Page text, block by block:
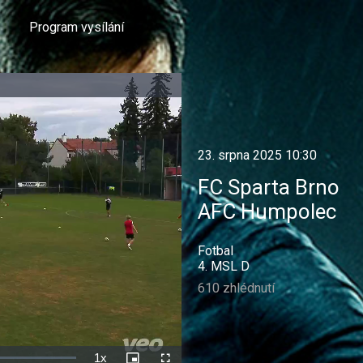
Program vysílání
1x
23. srpna 2025 10:30
FC Sparta Brno
AFC Humpolec
Fotbal
4. MSL D
610 zhlédnutí